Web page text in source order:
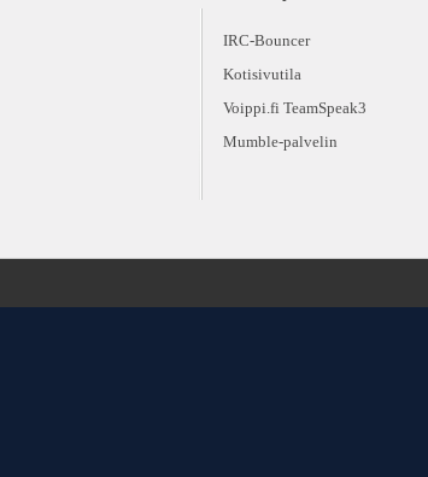
IRC-Bouncer
Kotisivutila
Voippi.fi TeamSpeak3
Mumble-palvelin